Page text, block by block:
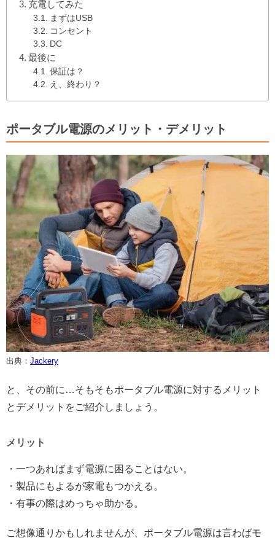
充電してみた
まずはUSB
コンセント
DC
最後に
保証は？
え、終わり？
ポータブル電源のメリット・デメリット
出典： Jackery
と、その前に…そもそもポータブル電源に対するメリット
とデメリットをご紹介しましょう。
メリット
・一つあればまず電源に困ることはない。
・製品にもよるが家電もつかえる。
・有事の際はめっちゃ助かる。
ご想像通りかもしれませんが、ポータブル電源は言わばモ